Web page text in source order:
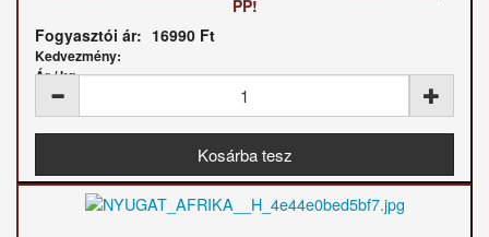
PP!
Fogyasztói ár: 16990 Ft
Kedvezmény:
Ár / kg: